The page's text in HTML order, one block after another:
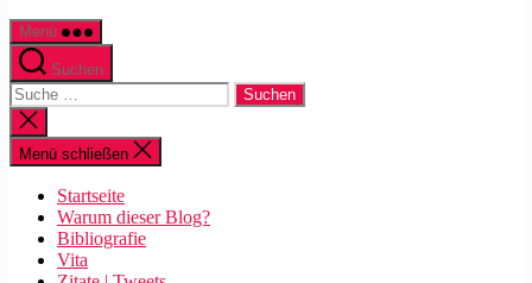
Menü
Suchen
Suche
nach:
Suche
schließen
Menü schließen
Startseite
Warum dieser Blog?
Bibliografie
Vita